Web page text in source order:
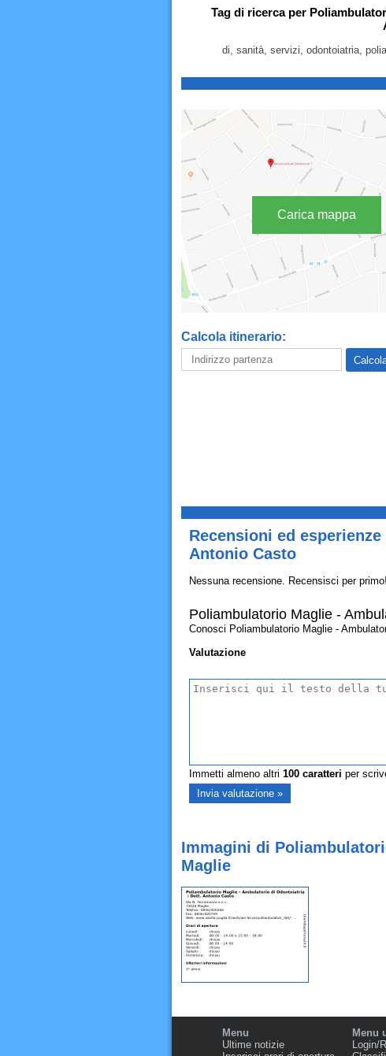
Tag di ricerca per
di, sanità, servizi, odontoiatria,
Carica mappa
Calcola itinerario:
Recensioni ed
Antonio Casto
Nessuna recensione. Recensisci per primo!
Poliambulatorio Maglie -
Conosci Poliambulatorio Maglie -
Valutazione
Immetti almeno altri 100caratteri per
Immagini di
Maglie
Menu
Ultime notizie
Menu
Login/